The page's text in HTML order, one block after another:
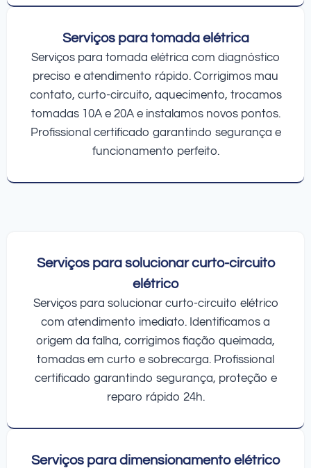
Serviços para tomada elétrica
Serviços para tomada elétrica com diagnóstico
preciso e atendimento rápido. Corrigimos mau
contato, curto-circuito, aquecimento, trocamos
tomadas 10A e 20A e instalamos novos pontos.
Profissional certificado garantindo segurança e
funcionamento perfeito.
Serviços para solucionar curto-circuito
elétrico
Serviços para solucionar curto-circuito elétrico
com atendimento imediato. Identificamos a
origem da falha, corrigimos fiação queimada,
tomadas em curto e sobrecarga. Profissional
certificado garantindo segurança, proteção e
reparo rápido 24h.
Serviços para dimensionamento elétrico